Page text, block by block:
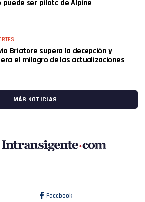
puede ser piloto de Alpine
Briatore supera la decepción y
el milagro de las actualizaciones
MÁS NOTICIAS
Facebook